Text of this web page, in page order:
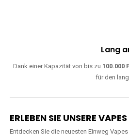
Lang
Dank einer Kapazität von bis zu 100.000
für den
ERLEBEN SIE UNSERE
Entdecken Sie die neuesten Einweg